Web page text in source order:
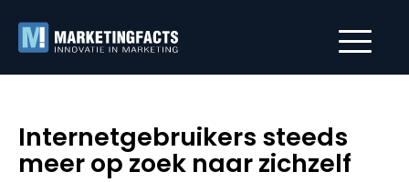
Internetgebruikers steeds
meer op zoek naar zichzelf